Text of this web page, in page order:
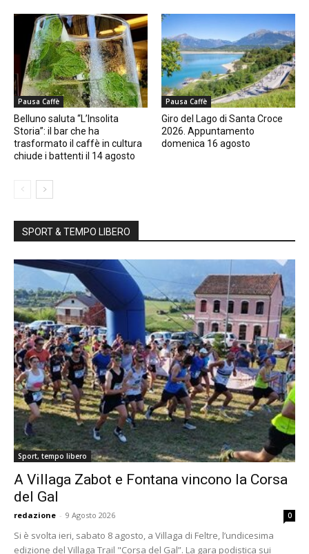
Pausa Caffè
Belluno saluta “L’Insolita
Storia”: il bar che ha
trasformato il caffè in cultura
chiude i battenti il 14 agosto
Pausa Caffè
Giro del Lago di Santa Croce
2026. Appuntamento
domenica 16 agosto
SPORT & TEMPO LIBERO
Sport, tempo libero
A Villaga Zabot e Fontana vincono la Corsa
del Gal
redazione - 9 Agosto 2026 0
Si è svolta ieri, sabato 8 agosto, a Villaga di Feltre, l’undicesima
edizione del Villaga Trail "Corsa del Gal”. La gara podistica sui